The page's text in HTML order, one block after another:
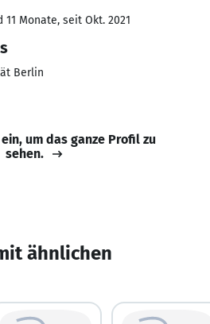
11 Monate, seit Okt. 2021
Berlin
um das ganze Profil zu
sehen.
ähnlichen